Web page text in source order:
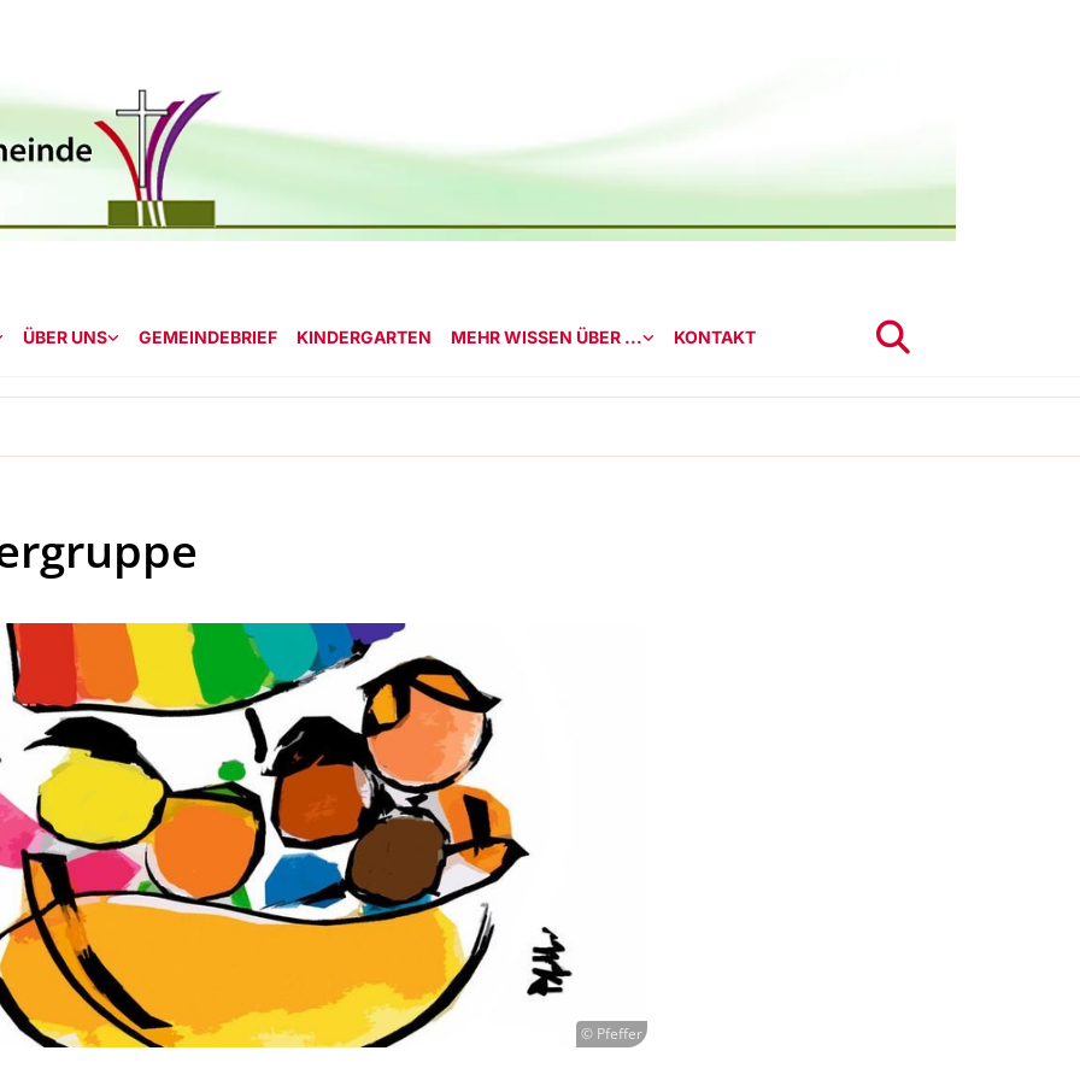
ÜBER UNS GEMEINDEBRIEF KINDERGARTEN MEHR WISSEN ÜBER ... KONTAKT
© Pfeffer